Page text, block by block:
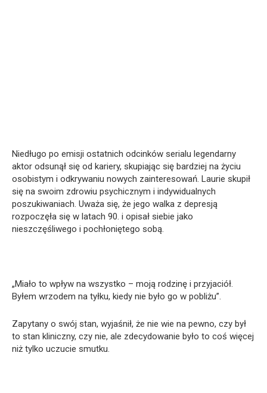
Niedługo po emisji ostatnich odcinków serialu legendarny
aktor odsunął się od kariery, skupiając się bardziej na życiu
osobistym i odkrywaniu nowych zainteresowań. Laurie skupił
się na swoim zdrowiu psychicznym i indywidualnych
poszukiwaniach. Uważa się, że jego walka z depresją
rozpoczęła się w latach 90. i opisał siebie jako
nieszczęśliwego i pochłoniętego sobą.
„Miało to wpływ na wszystko – moją rodzinę i przyjaciół.
Byłem wrzodem na tyłku, kiedy nie było go w pobliżu”.
Zapytany o swój stan, wyjaśnił, że nie wie na pewno, czy był
to stan kliniczny, czy nie, ale zdecydowanie było to coś więcej
niż tylko uczucie smutku.